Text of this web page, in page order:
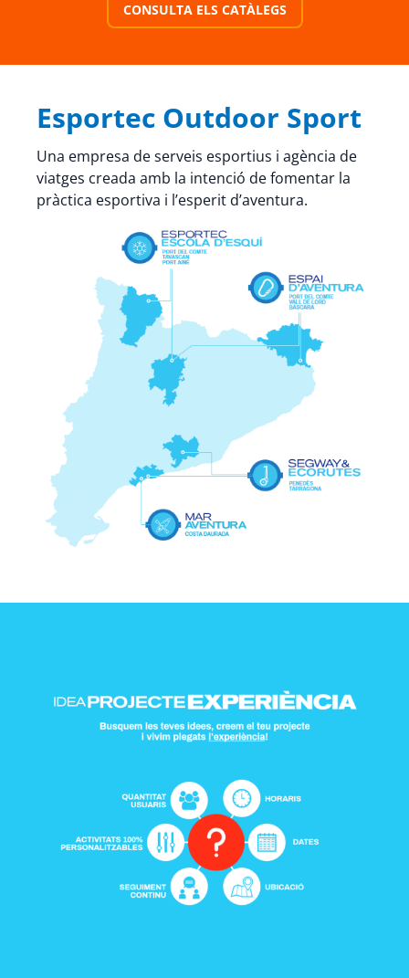
CONSULTA ELS CATÀLEGS
Esportec Outdoor Sport
Una empresa de serveis esportius i agència de
viatges creada amb la intenció de fomentar la
pràctica esportiva i l’esperit d’aventura.